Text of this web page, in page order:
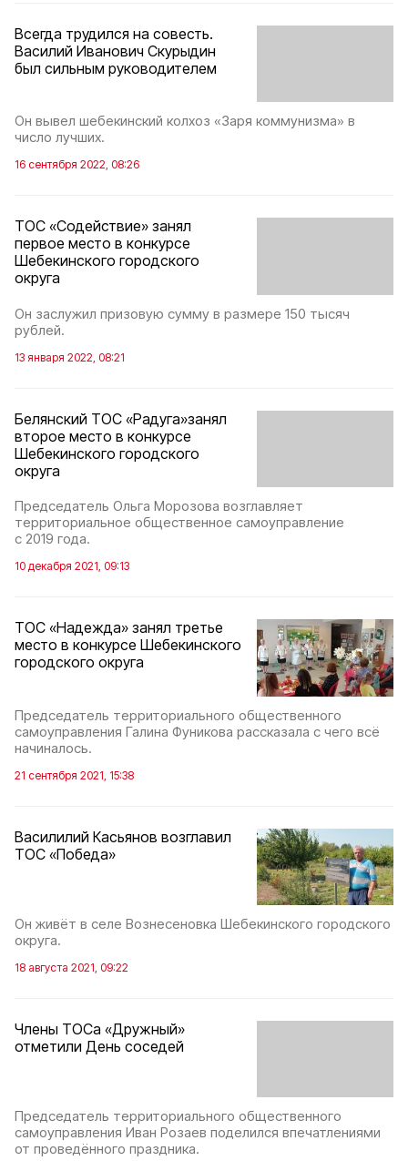
Всегда трудился на совесть.
Василий Иванович Скурыдин
был сильным руководителем
Он вывел шебекинский колхоз «Заря коммунизма» в
число лучших.
16 сентября 2022, 08:26
ТОС «Содействие» занял
первое место в конкурсе
Шебекинского городского
округа
Он заслужил призовую сумму в размере 150 тысяч
рублей.
13 января 2022, 08:21
Белянский ТОС «Радуга»занял
второе место в конкурсе
Шебекинского городского
округа
Председатель Ольга Морозова возглавляет
территориальное общественное самоуправление
с 2019 года.
10 декабря 2021, 09:13
ТОС «Надежда» занял третье
место в конкурсе Шебекинского
городского округа
Председатель территориального общественного
самоуправления Галина Фуникова рассказала с чего всё
начиналось.
21 сентября 2021, 15:38
Василилий Касьянов возглавил
ТОС «Победа»
Он живёт в селе Вознесеновка Шебекинского городского
округа.
18 августа 2021, 09:22
Члены ТОСа «Дружный»
отметили День соседей
Председатель территориального общественного
самоуправления Иван Розаев поделился впечатлениями
от проведённого праздника.